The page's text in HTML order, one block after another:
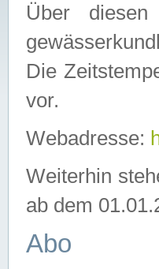
Über diesen
Die
vor.
Webadresse:
Weiterhin
ab dem
Abo